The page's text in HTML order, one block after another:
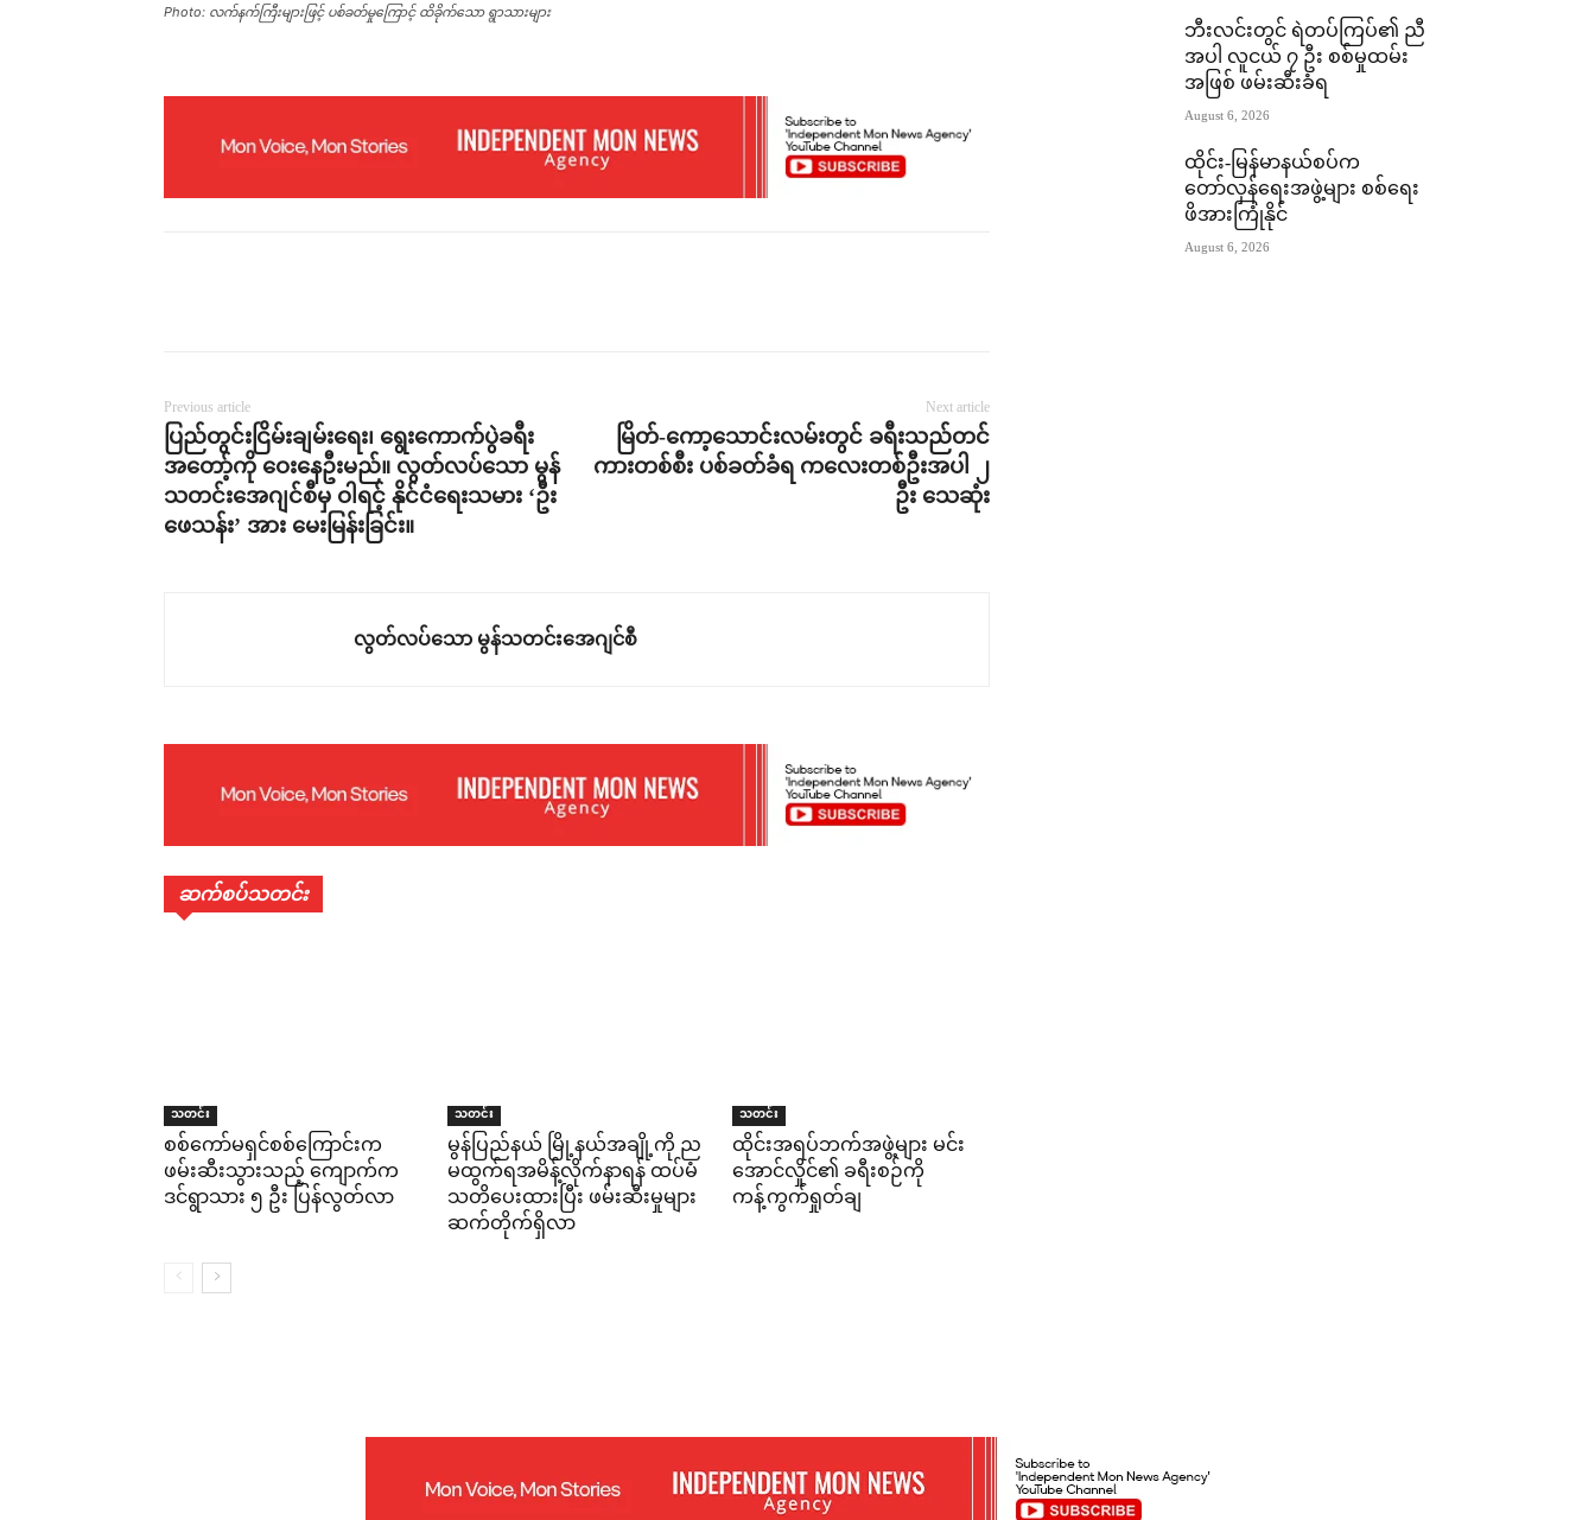
Photo: လက်နက်ကြီးများဖြင့် ပစ်ခတ်မှုကြောင့် ထိခိုက်သော ရွာသားများ
Previous article
ပြည်တွင်းငြိမ်းချမ်းရေး၊ ရွေးကောက်ပွဲခရီး
အတော့်ကို ဝေးနေဦးမည်။ လွတ်လပ်သော မွန်
သတင်းအေဂျင်စီမှ ဝါရင့် နိုင်ငံရေးသမား ‘ဦး
ဖေသန်း’ အား မေးမြန်းခြင်း။
Next article
မြိတ်-ကော့သောင်းလမ်းတွင် ခရီးသည်တင်
ကားတစ်စီး ပစ်ခတ်ခံရ ကလေးတစ်ဦးအပါ ၂
ဦး သေဆုံး
လွတ်လပ်သော မွန်သတင်းအေဂျင်စီ
ဆက်စပ်သတင်း
သတင်း
စစ်ကော်မရှင်စစ်ကြောင်းက
ဖမ်းဆီးသွားသည့် ကျောက်က
ဒင်ရွာသား ၅ ဦး ပြန်လွတ်လာ
သတင်း
မွန်ပြည်နယ် မြို့နယ်အချို့ကို ည
မထွက်ရအမိန့်လိုက်နာရန် ထပ်မံ
သတိပေးထားပြီး ဖမ်းဆီးမှုများ
ဆက်တိုက်ရှိလာ
သတင်း
ထိုင်းအရပ်ဘက်အဖွဲ့များ မင်း
အောင်လှိုင်၏ ခရီးစဉ်ကို
ကန့်ကွက်ရှုတ်ချ
ဘီးလင်းတွင် ရဲတပ်ကြပ်၏ ညီ
အပါ လူငယ် ၇ ဦး စစ်မှုထမ်း
အဖြစ် ဖမ်းဆီးခံရ
August 6, 2026
ထိုင်း-မြန်မာနယ်စပ်က
တော်လှန်ရေးအဖွဲ့များ စစ်ရေး
ဖိအားကြုံနိုင်
August 6, 2026